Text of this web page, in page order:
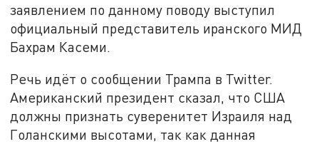
заявлением по данному поводу выступил
официальный представитель иранского МИД
Бахрам Касеми.
Речь идёт о сообщении Трампа в Twitter.
Американский президент сказал, что США
должны признать суверенитет Израиля над
Голанскими высотами, так как данная